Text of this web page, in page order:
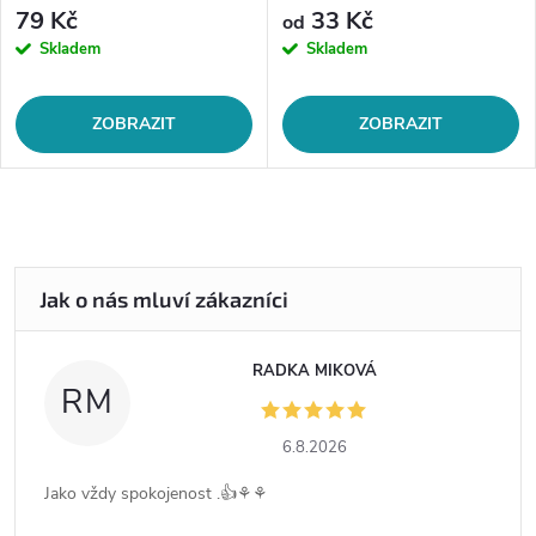
79 Kč
Skladem
ZOBRAZIT
od 33 Kč
Skladem
ZOBRAZIT
RM
RADKA MIKOVÁ
6.8.2026
Jako vždy spokojenost .👍⚘️⚘️